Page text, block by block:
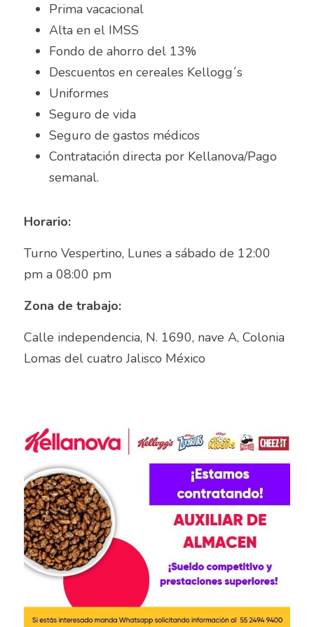
Auxiliar de Mantenimiento
Auxiliar de prevención de pérdidas
Auxiliar de producción
Auxiliar de Producción
Auxiliar de Técnico
Auxiliar de tienda
Auxiliar en sistemas
Auxiliar general
Auxiliar operativo de almacén
Avenida Vallarta
Ayudante de labores varias
Ayudante de Mostrador
Ayudante de reparto
Ayudante general de almacén
Ayudante general de reparto
Prima vacacional
Alta en el IMSS
Fondo de ahorro del 13%
Descuentos en cereales Kellogg´s
Uniformes
Seguro de vida
Seguro de gastos médicos
Contratación directa por Kellanova/Pago
semanal.
Horario:
Turno Vespertino, Lunes a sábado de 12:00
pm a 08:00 pm
Zona de trabajo:
Calle independencia, N. 1690, nave A, Colonia
Lomas del cuatro Jalisco México